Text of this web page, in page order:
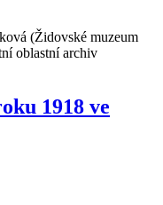
(Židovské muzeum
oblastní archiv
1918 ve